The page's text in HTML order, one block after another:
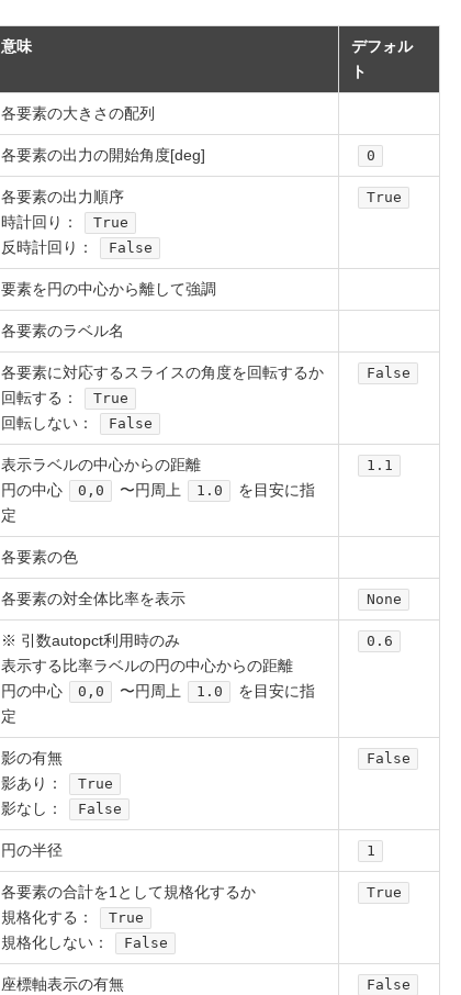
意味
デフォル
ト
各要素の大きさの配列
各要素の出力の開始角度[deg] 0
各要素の出力順序
時計回り：
True
反時計回り： False
True
要素を円の中心から離して強調
各要素のラベル名
各要素に対応するスライスの角度を回転するか
回転する：
True
回転しない： False
False
表示ラベルの中心からの距離
円の中心
0,0 〜円周上 1.0
を目安に指
定
1.1
各要素の色
各要素の対全体比率を表示 None
※ 引数autopct利用時のみ
表示する比率ラベルの円の中心からの距離
円の中心
0,0 〜円周上 1.0
を目安に指
定
0.6
影の有無
影あり：
True
影なし： False
False
円の半径 1
各要素の合計を1として規格化するか
規格化する：
True
規格化しない： False
True
座標軸表示の有無
False